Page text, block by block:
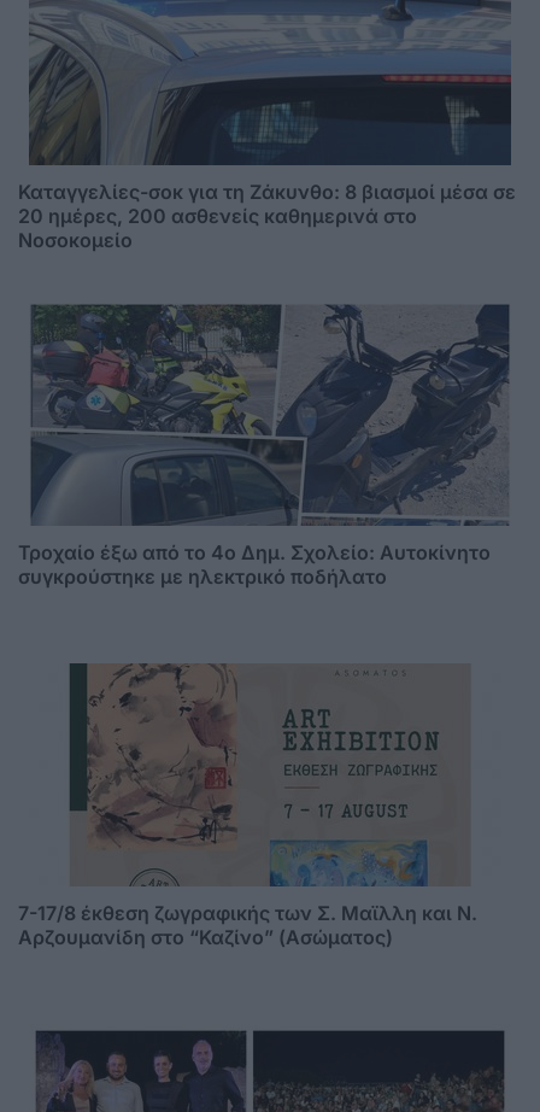
Καταγγελίες-σοκ για τη Ζάκυνθο: 8 βιασμοί μέσα σε
20 ημέρες, 200 ασθενείς καθημερινά στο
Νοσοκομείο
Τροχαίο έξω από το 4ο Δημ. Σχολείο: Αυτοκίνητο
συγκρούστηκε με ηλεκτρικό ποδήλατο
7-17/8 έκθεση ζωγραφικής των Σ. Μαϊλλη και Ν.
Αρζουμανίδη στο “Καζίνο” (Ασώματος)